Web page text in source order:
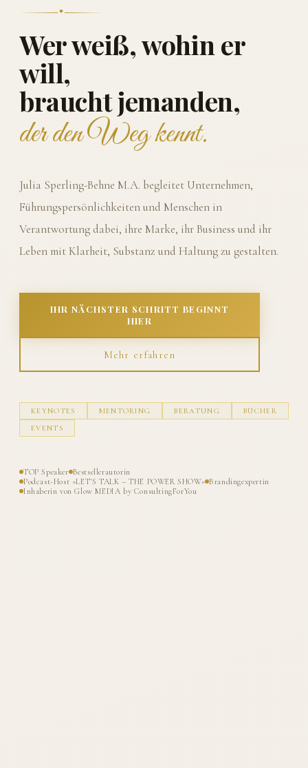
Wer weiß, wohin er
will,
braucht jemanden,
der den Weg kennt.
Julia Sperling-Behne M.A. begleitet Unternehmen,
Führungspersönlichkeiten und Menschen in
Verantwortung dabei, ihre Marke, ihr Business und ihr
Leben mit Klarheit, Substanz und Haltung zu gestalten.
IHR NÄCHSTER SCHRITT BEGINNT
HIER
Mehr erfahren
KEYNOTES MENTORING BERATUNG
BÜCHER
EVENTS
TOP Speaker Bestsellerautorin
Podcast-Host »LET'S TALK – THE POWER SHOW« Brandingexpertin
Inhaberin von Glow MEDIA by ConsultingForYou